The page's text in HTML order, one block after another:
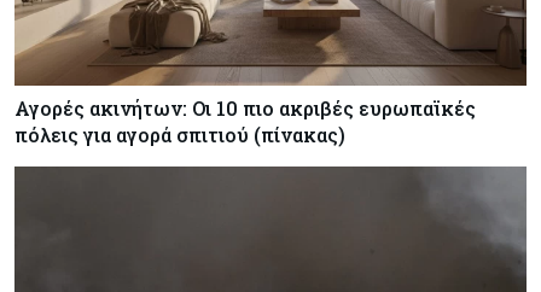
Αγορές ακινήτων: Οι 10 πιο ακριβές ευρωπαϊκές
πόλεις για αγορά σπιτιού (πίνακας)